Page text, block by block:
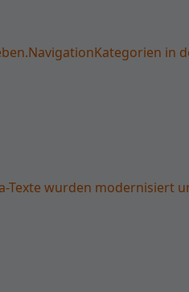
in
Texte wurden modernisiert